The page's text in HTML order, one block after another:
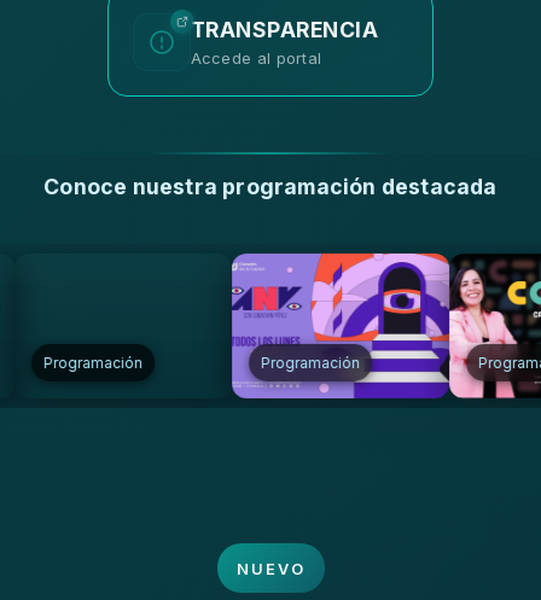
TRANSPARENCIA
Accede al portal
Conoce nuestra programación destacada
Programación Programación
NUEVO